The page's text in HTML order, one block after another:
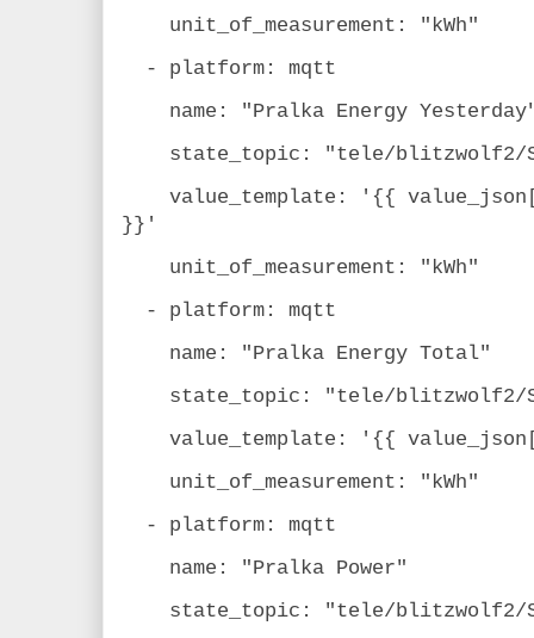
unit_of_measurement: "kWh"
- platform: mqtt
name: "Pralka Energy
state_topic: "tele/blitzwolf2/
value_template: '{{
}}'
unit_of_measurement: "kWh"
- platform: mqtt
name: "Pralka Energy Total"
state_topic: "tele/blitzwolf2/
value_template: '{{
unit_of_measurement: "kWh"
- platform: mqtt
name: "Pralka Power"
state_topic: "tele/blitzwolf2/